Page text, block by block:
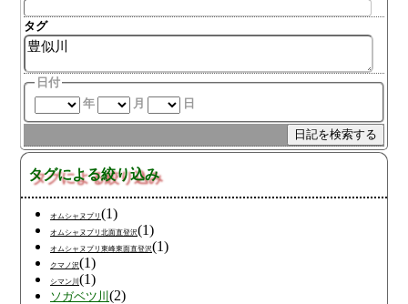
タグ
日付
年
月 日
タグによる絞り込み
オムシャヌプリ (1)
オムシャヌプリ北面直登沢(1)
オムシャヌプリ東峰東面直登沢(1)
クマノ沢(1)
シマン川(1)
ソガベツ川 (2)